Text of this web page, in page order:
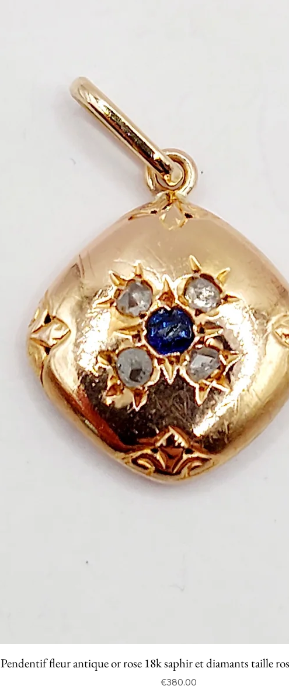
Pendentif fleur antique or rose 18k saphir et diamants taille
Price
€380.00